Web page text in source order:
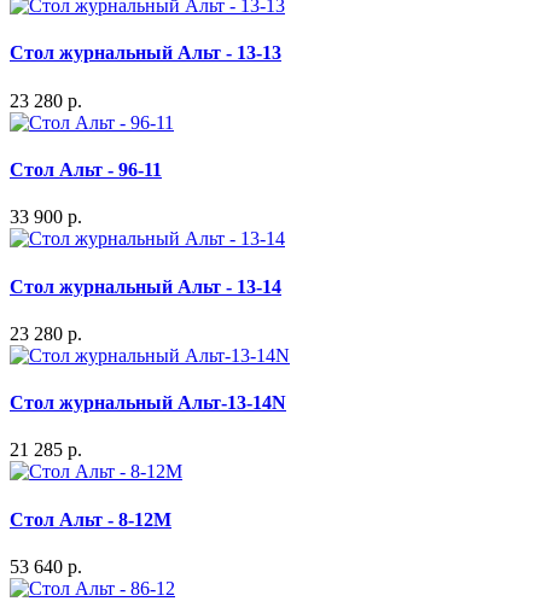
Стол журнальный Альт - 13-13
23 280 р.
Стол Альт - 96-11
33 900 р.
Стол журнальный Альт - 13-14
23 280 р.
Стол журнальный Альт-13-14N
21 285 р.
Стол Альт - 8-12М
53 640 р.